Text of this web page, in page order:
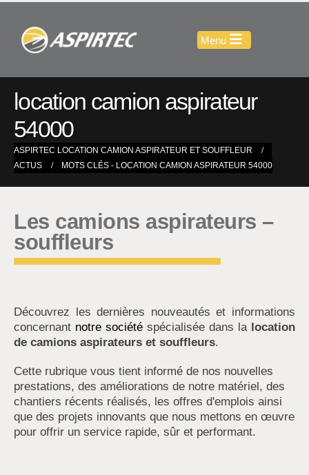
location camion aspirateur
54000
ASPIRTEC LOCATION CAMION ASPIRATEUR ET SOUFFLEUR
ACTUS
MOTS CLÉS - LOCATION CAMION ASPIRATEUR 54000
Les camions aspirateurs –
souffleurs
Découvrez les dernières nouveautés et informations
concernant notre société spécialisée dans la location
de camions aspirateurs et souffleurs.
Cette rubrique vous tient informé de nos nouvelles
prestations, des améliorations de notre matériel, des
chantiers récents réalisés, les offres d'emplois ainsi
que des projets innovants que nous mettons en œuvre
pour offrir un service rapide, sûr et performant.